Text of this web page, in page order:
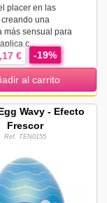
placer en las
una
más sensual para
c...
€ -19%
al carrito
Wavy - Efecto
Frescor
Ref. TEN0155